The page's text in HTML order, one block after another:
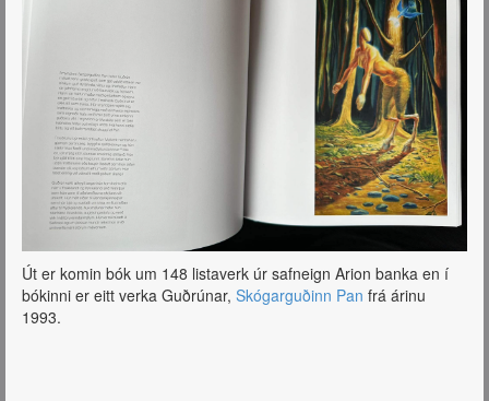
Út er komin bók um 148 listaverk úr safneign Arion banka en í
bókinni er eitt verka Guðrúnar, Skógarguðinn Pan frá árinu
1993.